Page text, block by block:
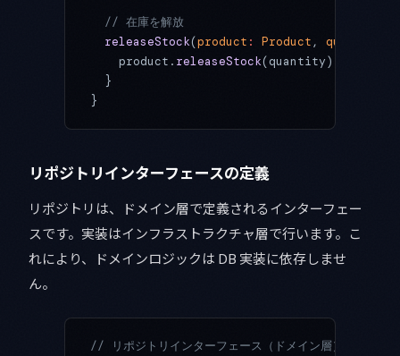
  // 在庫を解放
  releaseStock
(product : Product , quantity
    product.
releaseStock(quantity);
  }
}
リポジトリインターフェースの定義
リポジトリは、ドメイン層で定義されるインターフェー
スです。実装はインフラストラクチャ層で行います。こ
れにより、ドメインロジックは DB 実装に依存しませ
ん。
// リポジトリインターフェース（ドメイン層）